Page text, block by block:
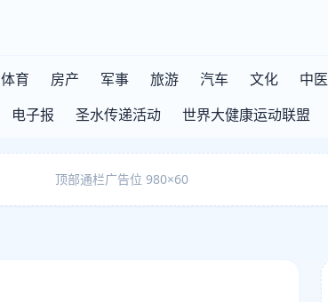
体育 房产 军事 旅游 汽车 文化 中医
电子报 圣水传递活动 世界大健康运动联盟
顶部通栏广告位 980×60